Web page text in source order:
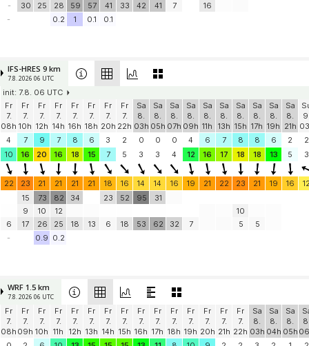
-
30
25
28
59
57 41 33 42 41
7
16
-
0.2 1 0.1 0.1
IFS-HRES 9 km
7.8. 2026 06 UTC
init: 7.8. 06 UTC
Fr
7.
08h
Fr
7.
10h
Fr
7.
12h
Fr
7.
14h
Fr
7.
16h
Fr
7.
18h
Fr
7.
20h
Fr
7.
22h
Sa
8.
03h
Sa
8.
05h
Sa
8.
07h
Sa
8.
09h
Sa
8.
11h
Sa
8.
13h
Sa
8.
15h
Sa
8.
17h
Sa
8.
19h
Sa
8.
21h
4
7 9 7 8 6 3 2 0 0 0 4 6 7 8 8 6 2
2
10
16 20 16 18 15 7 5 3 3 4 12 16 17 18 18 13 5 3
22 23 21 21 21 21 18 16 14 14 16 19 21 22 23 21 19 16
6
15
9
17
73
10
26
82
12
25
34
18 13
23
6
52
18
95
53
31
62 32 7
10
5
5
-
0.9 0.2
WRF 1.5 km
7.8. 2026 06 UTC
Fr
7.
08h
Fr
7.
09h
Fr
7.
10h
Fr
7.
11h
Fr
7.
12h
Fr
7.
13h
Fr
7.
14h
Fr
7.
15h
Fr
7.
16h
Fr
7.
17h
Fr
7.
18h
Fr
7.
19h
Fr
7.
20h
Fr
7.
21h
Fr
7.
22h
Sa
8.
03h
Sa
8.
04h
Sa
8.
05h